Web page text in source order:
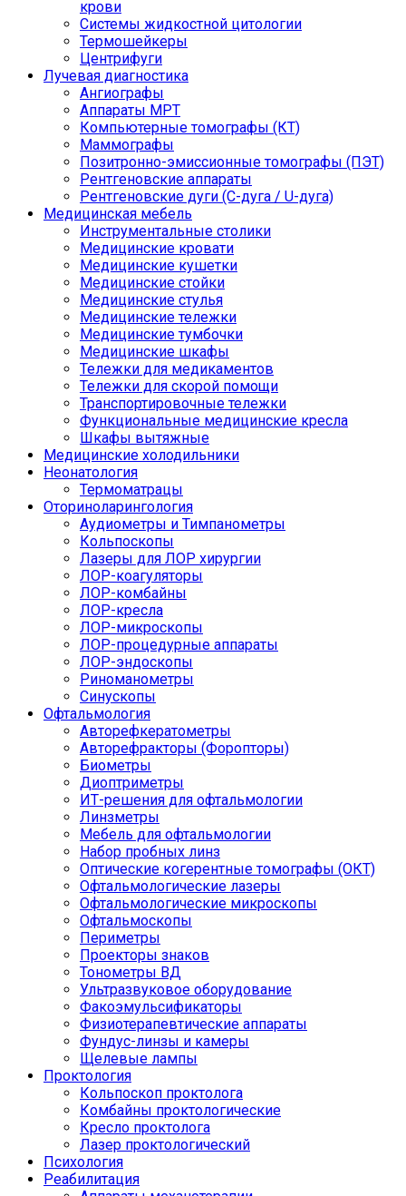
крови
Системы жидкостной цитологии
Термошейкеры
Центрифуги
Лучевая диагностика
Ангиографы
Аппараты МРТ
Компьютерные томографы (КТ)
Маммографы
Позитронно-эмиссионные томографы (ПЭТ)
Рентгеновские аппараты
Рентгеновские дуги (С-дуга / U-дуга)
Медицинская мебель
Инструментальные столики
Медицинские кровати
Медицинские кушетки
Медицинские стойки
Медицинские стулья
Медицинские тележки
Медицинские тумбочки
Медицинские шкафы
Тележки для медикаментов
Тележки для скорой помощи
Транспортировочные тележки
Функциональные медицинские кресла
Шкафы вытяжные
Медицинские холодильники
Неонатология
Термоматрацы
Оториноларингология
Аудиометры и Тимпанометры
Кольпоскопы
Лазеры для ЛОР хирургии
ЛОР-коагуляторы
ЛОР-комбайны
ЛОР-кресла
ЛОР-микроскопы
ЛОР-процедурные аппараты
ЛОР-эндоскопы
Риноманометры
Синускопы
Офтальмология
Авторефкератометры
Авторефракторы (Форопторы)
Биометры
Диоптриметры
ИТ-решения для офтальмологии
Линзметры
Мебель для офтальмологии
Набор пробных линз
Оптические когерентные томографы (ОКТ)
Офтальмологические лазеры
Офтальмологические микроскопы
Офтальмоскопы
Периметры
Проекторы знаков
Тонометры ВД
Ультразвуковое оборудование
Факоэмульсификаторы
Физиотерапевтические аппараты
Фундус-линзы и камеры
Щелевые лампы
Проктология
Кольпоскоп проктолога
Комбайны проктологические
Кресло проктолога
Лазер проктологический
Психология
Реабилитация